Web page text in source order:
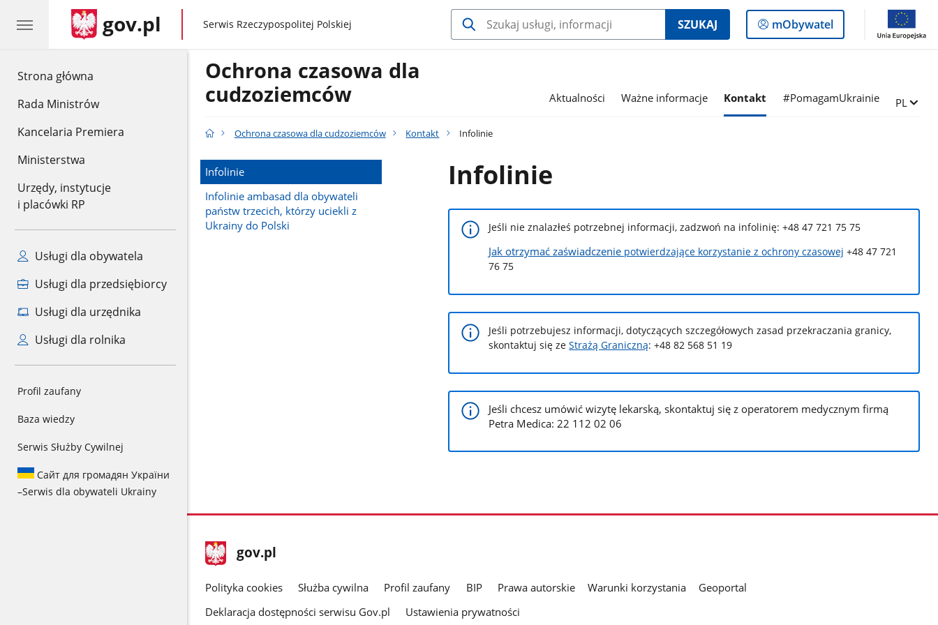
Strona główna
Rada Ministrów
Kancelaria Premiera
Ministerstwa
Urzędy, instytucje
i placówki RP
Usługi dla obywatela
Usługi dla przedsiębiorcy
Usługi dla urzędnika
Usługi dla rolnika
Profil zaufany
Baza wiedzy
Serwis Służby Cywilnej
Сайт для громадян України
–Serwis dla obywateli Ukrainy
gov.pl gov.pl
Serwis Rzeczypospolitej Polskiej SZUKAJ
Logowanie
do
mObywatel
Ochrona czasowa dla
cudzoziemców
Aktualności Ważne informacje Kontakt #PomagamUkrainie Zmień
PL
Ochrona czasowa dla cudzoziemców Kontakt Infolinie
Infolinie
Infolinie ambasad dla obywateli
państw trzecich, którzy uciekli z
Ukrainy do Polski
Infolinie
Jeśli nie znalazłeś potrzebnej informacji, zadzwoń na infolinię: +48 47 721 75 75
Jak otrzymać zaświadczenie potwierdzające korzystanie z ochrony czasowej +48 47 721
76 75
Jeśli potrzebujesz informacji, dotyczących szczegółowych zasad przekraczania granicy,
skontaktuj się zeStrażą Graniczną: +48 82 568 51 19
Jeśli chcesz umówić wizytę lekarską, skontaktuj się z operatorem medycznym firmą
Petra Medica: 22 112 02 06
stopka
gov.pl Strona
gov.pl
gov.pl
Polityka cookies Służba cywilna Profil zaufany BIP Prawa autorskie Warunki korzystania
Geoportal
Deklaracja dostępności serwisu Gov.pl
Ustawienia prywatności